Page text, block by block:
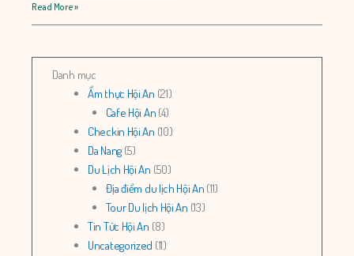
Read More »
Danh mục
Ẩm thực Hội An (21)
Cafe Hội An (4)
Checkin Hội An (10)
Da Nang(5)
Du Lịch Hội An (50)
Địa điểm du lịch Hội An (11)
Tour Du lịch Hội An (13)
Tin Tức Hội An (8)
Uncategorized (11)